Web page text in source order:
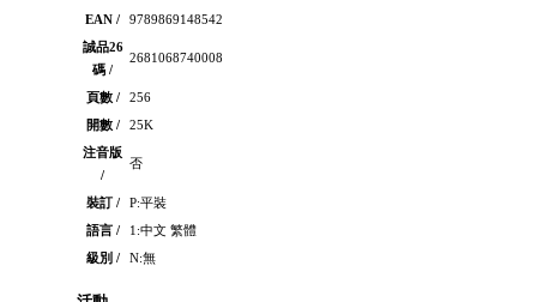
EAN /
9789869148542
誠品26
碼 /
2681068740008
頁數 /
256
開數 /
25K
注音版
/
否
裝訂 /
P:平裝
語言 /
1:中文 繁體
級別 /
N:無